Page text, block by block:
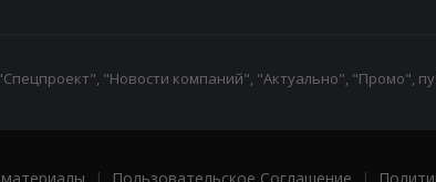
"Новости компаний", "Актуально", "Промо",